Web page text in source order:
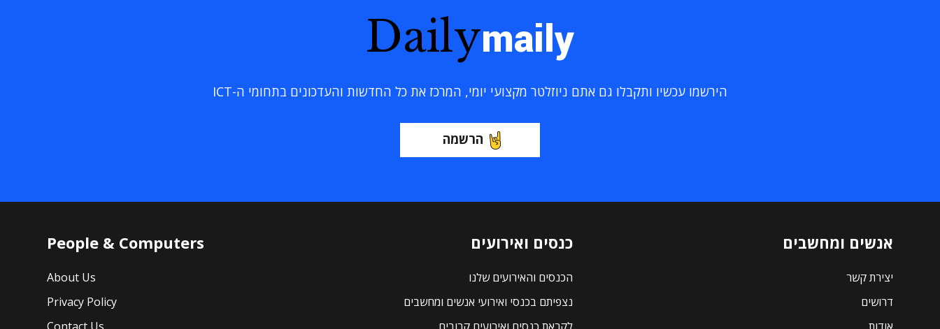
Dailymaily
הירשמו עכשיו ותקבלו גם אתם ניוזלטר מקצועי יומי, המרכז את כל החדשות והעדכונים בתחומי ה-ICT
הרשמה
אנשים ומחשבים
יצירת קשר
דרושים
כנסים ואירועים
הכנסים והאירועים שלנו
נצפיתם בכנסי ואירועי אנשים ומחשבים
People & Computers
About Us
Privacy Policy